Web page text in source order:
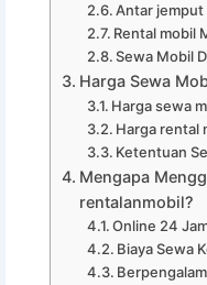
Antar
Rental mobil
Sewa Mobil
Harga Sewa
Harga sewa
Harga rental
Ketentuan
Mengapa
rentalanmobil?
Online 24
Biaya Sewa